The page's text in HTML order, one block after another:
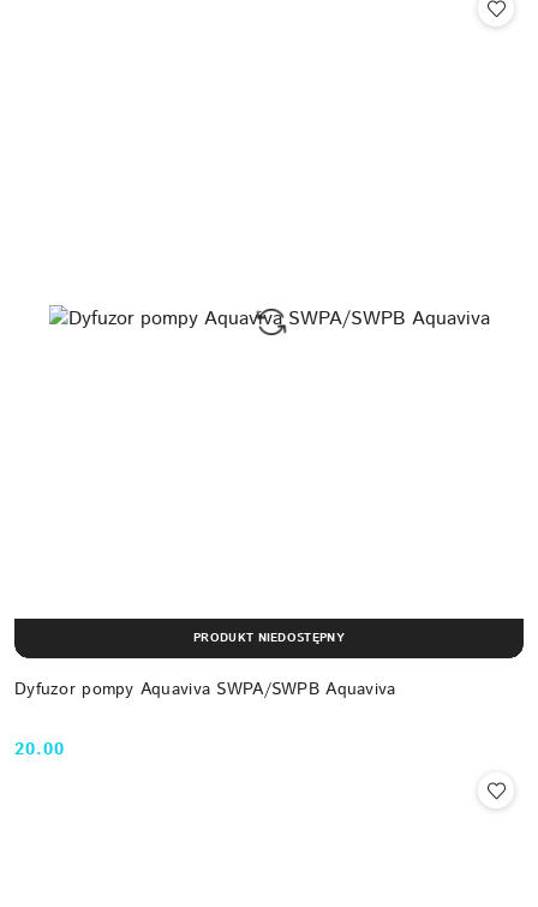
Dyfuzor pompy Aquaviva SWPA/SWPB Aquaviva
Cena:
20.00
PRODUKT NIEDOSTĘPNY